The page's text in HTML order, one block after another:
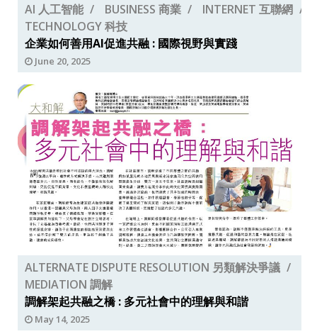
AI 人工智能 BUSINESS 商業
INTERNET 互聯網
TECHNOLOGY 科技
企業如何善用AI促進共融 : 國際視野與實踐
June 20, 2025
ALTERNATE DISPUTE RESOLUTION 另類解決爭議
MEDIATION 調解
調解架起共融之橋 : 多元社會中的理解與和諧
May 14, 2025